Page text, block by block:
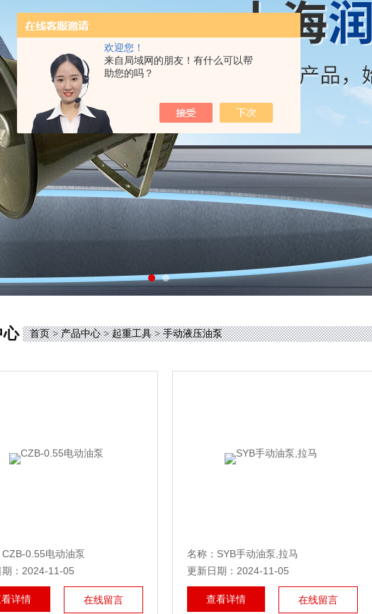
欢迎您！
来自局域网的朋友！有什么可以帮
助您的吗？
心 首页>产品中心>起重工具>手动液压油泵
0.55电动油泵
期：2024-11-05
详情 在线留言
名称：SYB手动油泵,拉马
更新日期：2024-11-05
查看详情 在线留言